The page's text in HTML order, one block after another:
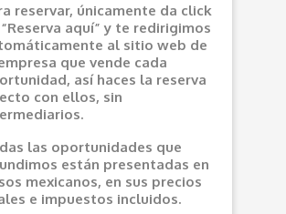
reservar, únicamente da click
aquí” y te redirigimos
al sitio web de
que vende cada
así haces la reserva
con ellos, sin
las oportunidades que
están presentadas en
mexicanos, en sus precios
e impuestos incluidos.